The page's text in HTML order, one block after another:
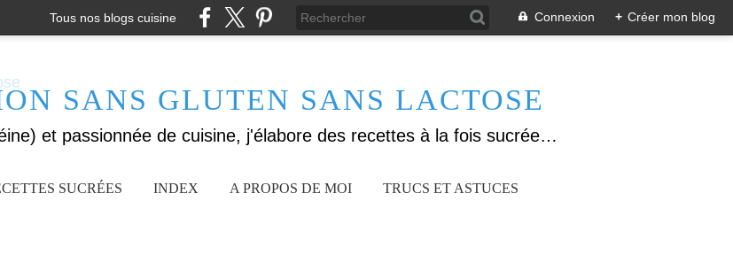
Tous nos blogs cuisine Connexion + Créer mon blog
SANS GLUTEN SANS LACTOSE
Allergique au gluten, lactose (et caséine) et passionnée de cuisine, j'élabore des recettes à la fois sucrées et salées. Ayant plusieurs maladies auto immunes, j'essaie de proposer des recettes un maximum IG Bas, en portant une attention particulière sur les aliments utilisés (apports, vitamines, nutriments..). Je fais également bcp de sport donc une bonne alimentation est primordiale!
SUCRÉES INDEX A PROPOS DE MOI TRUCS ET ASTUCES